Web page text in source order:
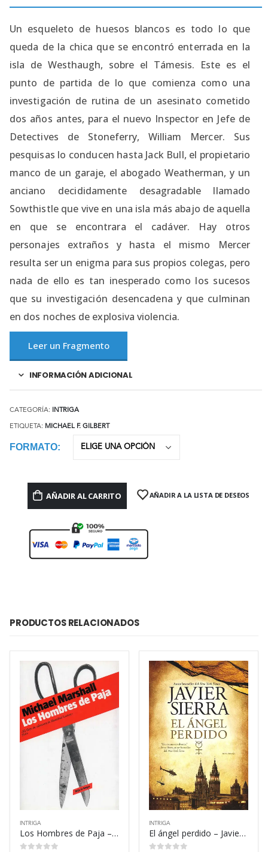
Un esqueleto de huesos blancos es todo lo que
queda de la chica que se encontró enterrada en la
isla de Westhaugh, sobre el Támesis. Este es el
punto de partida de lo que comienza como una
investigación de rutina de un asesinato cometido
dos años antes, para el nuevo Inspector en Jefe de
Detectives de Stoneferry, William Mercer. Sus
pesquisas lo conducen hasta Jack Bull, el propietario
manco de un garaje, el abogado Weatherman, y un
anciano decididamente desagradable llamado
Sowthistle que vive en una isla más abajo de aquella
en que se encontrara el cadáver. Hay otros
personajes extraños y hasta el mismo Mercer
resulta ser un enigma para sus propios colegas, pero
nada de ello es tan inesperado como los sucesos
que su investigación desencadena y que culminan
en dos noches de explosiva violencia.
Leer un Fragmento
INFORMACIÓN ADICIONAL
CATEGORÍA: INTRIGA
ETIQUETA: MICHAEL F. GILBERT
FORMATO
AÑADIR AL CARRITO AÑADIR A LA LISTA DE DESEOS
PRODUCTOS RELACIONADOS
INTRIGA
Los Hombres de Paja – Michael Marshall Smith
INTRIGA
El ángel perdido – Javier Sierra